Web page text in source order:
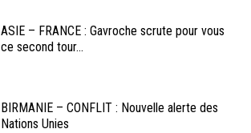
ASIE – FRANCE : Gavroche scrute pour vous
ce second tour...
BIRMANIE – CONFLIT : Nouvelle alerte des
Nations Unies